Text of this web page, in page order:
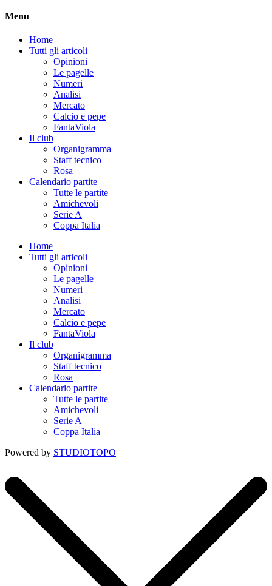
Menu
Home
Tutti gli articoli
Opinioni
Le pagelle
Numeri
Analisi
Mercato
Calcio e pepe
FantaViola
Il club
Organigramma
Staff tecnico
Rosa
Calendario partite
Tutte le partite
Amichevoli
Serie A
Coppa Italia
Home
Tutti gli articoli
Opinioni
Le pagelle
Numeri
Analisi
Mercato
Calcio e pepe
FantaViola
Il club
Organigramma
Staff tecnico
Rosa
Calendario partite
Tutte le partite
Amichevoli
Serie A
Coppa Italia
Powered by STUDIOTOPO